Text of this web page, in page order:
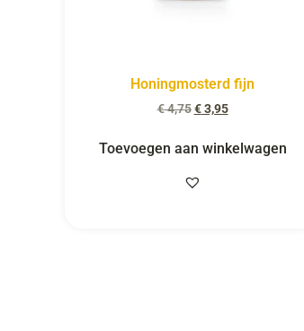
Honingmosterd fijn
€4,75 €3,95
Toevoegen aan winkelwagen